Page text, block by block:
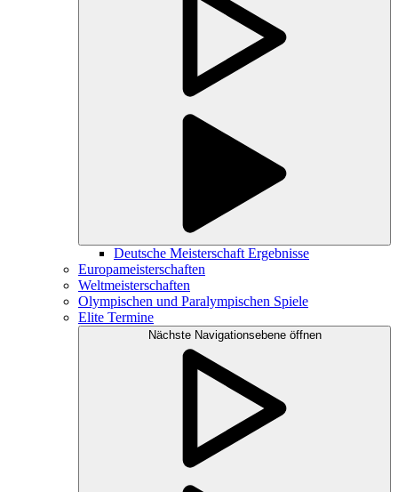
Deutsche Meisterschaft Ergebnisse
Europameisterschaften
Weltmeisterschaften
Olympischen und Paralympischen Spiele
Elite Termine
Nächste Navigationsebene öffnen